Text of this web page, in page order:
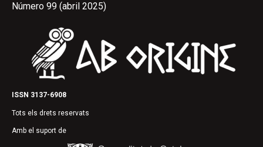
ISSN 3137-6908
Tots els drets reservats
Amb el suport de
Número 99 (abril 2025)